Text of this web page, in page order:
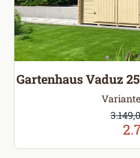
Gartenhaus Vaduz